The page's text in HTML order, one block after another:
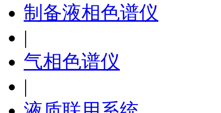
制备液相色谱仪
|
气相色谱仪
|